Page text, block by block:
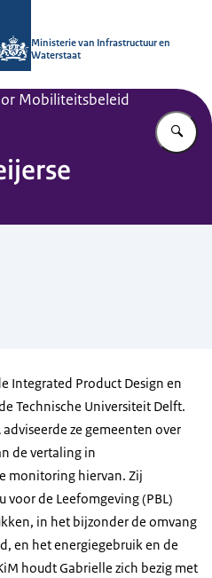
Ministerie van Infrastructuur en
Waterstaat
Mobiliteitsbeleid
Integrated Product Design en
Technische Universiteit Delft.
ze gemeenten over
de vertaling in
monitoring hiervan. Zij
de Leefomgeving (PBL)
in het bijzonder de omvang
en het energiegebruik en de
houdt Gabrielle zich bezig met